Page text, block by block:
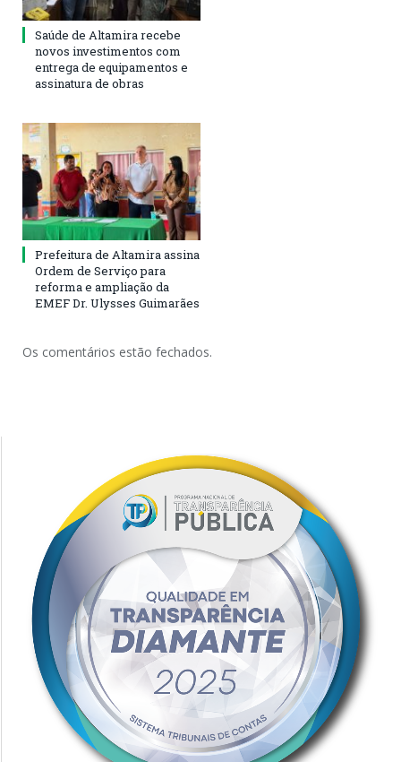
Saúde de Altamira recebe
novos investimentos com
entrega de equipamentos e
assinatura de obras
Prefeitura de Altamira assina
Ordem de Serviço para
reforma e ampliação da
EMEF Dr. Ulysses Guimarães
Os comentários estão fechados.